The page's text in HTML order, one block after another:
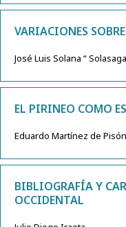
VARIACIONES
José Luis Solana “
EL PIRINEO COMO
Eduardo Martínez de Pisón
BIBLIOGRAFÍA Y
OCCIDENTAL